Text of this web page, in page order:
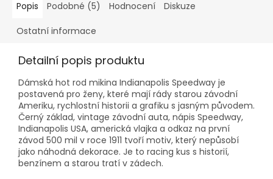
Popis Podobné (5) Hodnocení Diskuze
Ostatní informace
Detailní popis produktu
Dámská hot rod mikina Indianapolis Speedway je
postavená pro ženy, které mají rády starou závodní
Ameriku, rychlostní historii a grafiku s jasným původem.
Černý základ, vintage závodní auta, nápis Speedway,
Indianapolis USA, americká vlajka a odkaz na první
závod 500 mil v roce 1911 tvoří motiv, který nepůsobí
jako náhodná dekorace. Je to racing kus s historií,
benzínem a starou tratí v zádech.